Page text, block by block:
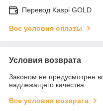
Перевод Kaspi GOLD
Все условия оплаты
Условия возврата
Законом не предусмотрен
надлежащего качества
Все условия возврата